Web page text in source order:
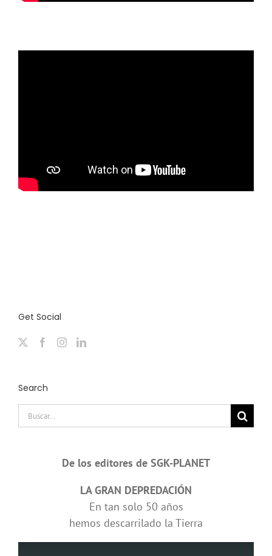
Get Social
Search
Buscar:
De los editores de SGK-PLANET
LA GRAN DEPREDACIÓN
En tan solo 50 años
hemos descarrilado la Tierra